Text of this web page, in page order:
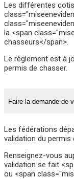
Les différentes
la <span
chasseurs</span>.
Le règlement est à
permis de chasser.
Faire la demande de
Les fédérations
validation du permis
Renseignez-vous
validation se fait
ou <span